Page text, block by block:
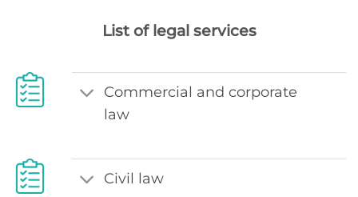
List of legal services
Commercial and corporate
law
Civil law